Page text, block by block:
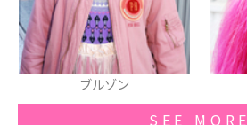
ヘアアクセ
SEE MORE